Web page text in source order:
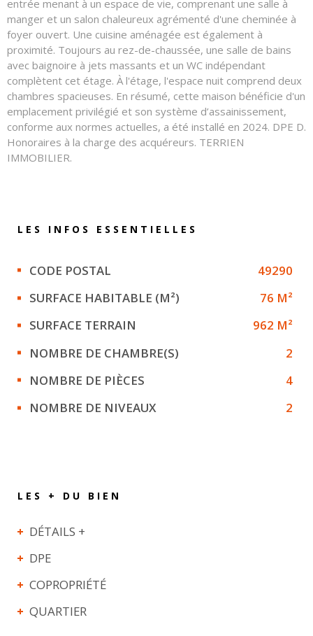
entrée menant à un espace de vie, comprenant une salle à
manger et un salon chaleureux agrémenté d'une cheminée à
foyer ouvert. Une cuisine aménagée est également à
proximité. Toujours au rez-de-chaussée, une salle de bains
avec baignoire à jets massants et un WC indépendant
complètent cet étage. À l'étage, l'espace nuit comprend deux
chambres spacieuses. En résumé, cette maison bénéficie d'un
emplacement privilégié et son système d’assainissement,
conforme aux normes actuelles, a été installé en 2024. DPE D.
Honoraires à la charge des acquéreurs. TERRIEN
IMMOBILIER.
LES INFOS ESSENTIELLES
Caractérisque Valeurs
CODE POSTAL
49290
SURFACE HABITABLE (M²)
76 M²
SURFACE TERRAIN
962 M²
NOMBRE DE CHAMBRE(S)
2
NOMBRE DE PIÈCES
4
NOMBRE DE NIVEAUX
2
LES + DU BIEN
DÉTAILS +
DPE
COPROPRIÉTÉ
QUARTIER